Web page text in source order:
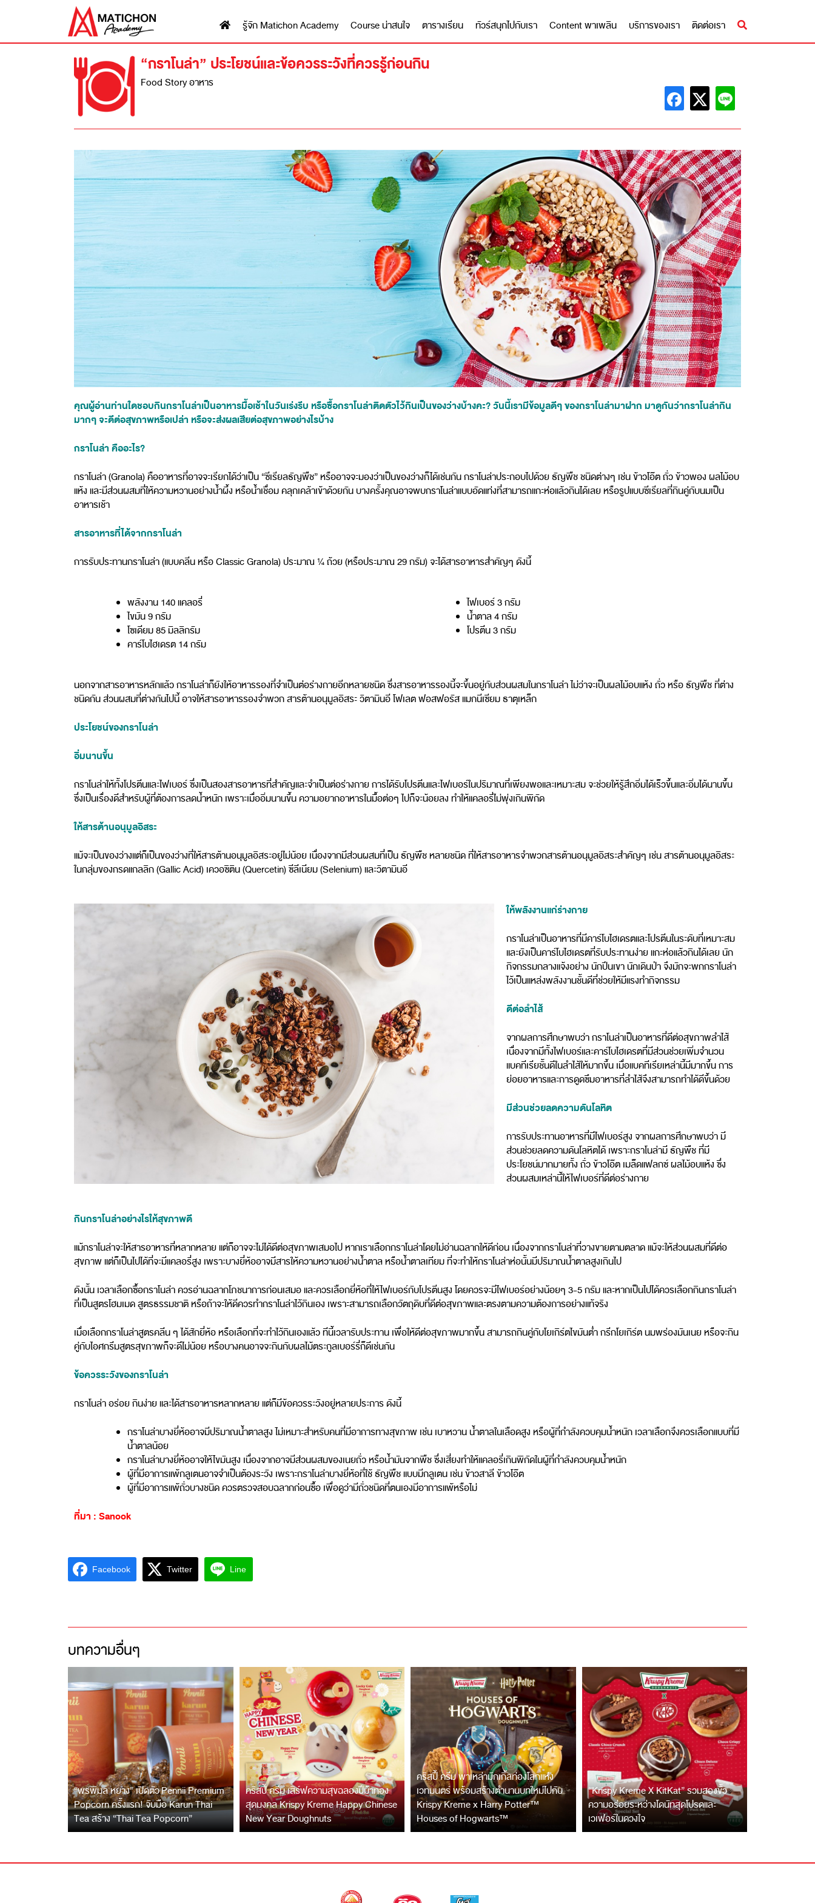
รู้จัก Matichon Academy Course น่าสนใจ ตารางเรียน ทัวร์สนุกไปกับเรา Content พาเพลิน บริการของเรา ติดต่อเรา
“กราโนล่า” ประโยชน์และข้อควรระวังที่ควรรู้ก่อนกิน
Food Story อาหาร
คุณผู้อ่านท่านใดชอบกินกราโนล่าเป็นอาหารมื้อเช้าในวันเร่งรีบ หรือซื้อกราโนล่าติดตัวไว้กินเป็นของว่างบ้างคะ? วันนี้เรามีข้อมูลดีๆ ของกราโนล่ามาฝาก มาดูกันว่ากราโนล่ากิน
มากๆ จะดีต่อสุขภาพหรือเปล่า หรือจะส่งผลเสียต่อสุขภาพอย่างไรบ้าง
กราโนล่า คืออะไร?
กราโนล่า (Granola) คืออาหารที่อาจจะเรียกได้ว่าเป็น “ซีเรียลธัญพืช” หรืออาจจะมองว่าเป็นของว่างก็ได้เช่นกัน กราโนล่าประกอบไปด้วย ธัญพืช ชนิดต่างๆ เช่น ข้าวโอ๊ต ถั่ว ข้าวพอง ผลไม้อบ
แห้ง และมีส่วนผสมที่ให้ความหวานอย่างน้ำผึ้ง หรือน้ำเชื่อม คลุกเคล้าเข้าด้วยกัน บางครั้งคุณอาจพบกราโนล่าแบบอัดแท่งที่สามารถแกะห่อแล้วกินได้เลย หรือรูปแบบซีเรียลที่กินคู่กับนมเป็น
อาหารเช้า
สารอาหารที่ได้จากกราโนล่า
การรับประทานกราโนล่า (แบบคลีน หรือ Classic Granola) ประมาณ ¼ ถ้วย (หรือประมาณ 29 กรัม) จะได้สารอาหารสำคัญๆ ดังนี้
พลังงาน 140 แคลอรี่
ไขมัน 9 กรัม
โซเดียม 85 มิลลิกรัม
คาร์โบไฮเดรต 14 กรัม
ไฟเบอร์ 3 กรัม
น้ำตาล 4 กรัม
โปรตีน 3 กรัม
นอกจากสารอาหารหลักแล้ว กราโนล่าก็ยังให้อาหารรองที่จำเป็นต่อร่างกายอีกหลายชนิด ซึ่งสารอาหารรองนี้จะขึ้นอยู่กับส่วนผสมในกราโนล่า ไม่ว่าจะเป็นผลไม้อบแห้ง ถั่ว หรือ ธัญพืช ที่ต่าง
ชนิดกัน ส่วนผสมที่ต่างกันไปนี้ อาจให้สารอาหารรองจำพวก สารต้านอนุมูลอิสระ วิตามินอี โฟเลต ฟอสฟอรัส แมกนีเซียม ธาตุเหล็ก
ประโยชน์ของกราโนล่า
อิ่มนานขึ้น
กราโนล่าให้ทั้งโปรตีนและไฟเบอร์ ซึ่งเป็นสองสารอาหารที่สำคัญและจำเป็นต่อร่างกาย การได้รับโปรตีนและไฟเบอร์ในปริมาณที่เพียงพอและเหมาะสม จะช่วยให้รู้สึกอิ่มได้เร็วขึ้นและอิ่มได้นานขึ้น
ซึ่งเป็นเรื่องดีสำหรับผู้ที่ต้องการลดน้ำหนัก เพราะเมื่ออิ่มนานขึ้น ความอยากอาหารในมื้อต่อๆ ไปก็จะน้อยลง ทำให้แคลอรี่ไม่พุ่งเกินพิกัด
ให้สารต้านอนุมูลอิสระ
แม้จะเป็นของว่างแต่ก็เป็นของว่างที่ให้สารต้านอนุมูลอิสระอยู่ไม่น้อย เนื่องจากมีส่วนผสมที่เป็น ธัญพืช หลายชนิด ที่ให้สารอาหารจำพวกสารต้านอนุมูลอิสระสำคัญๆ เช่น สารต้านอนุมูลอิสระ
ในกลุ่มของกรดแกลลิก (Gallic Acid) เควอซิติน (Quercetin) ซีลีเนียม (Selenium) และวิตามินอี
ให้พลังงานแก่ร่างกาย
กราโนล่าเป็นอาหารที่มีคาร์โบไฮเดรตและโปรตีนในระดับที่เหมาะสม
และยังเป็นคาร์โบไฮเดรตที่รับประทานง่าย แกะห่อแล้วกินได้เลย นัก
กิจกรรมกลางแจ้งอย่าง นักปีนเขา นักเดินป่า จึงมักจะพกกราโนล่า
ไว้เป็นแหล่งพลังงานชั้นดีที่ช่วยให้มีแรงทำกิจกรรม
ดีต่อลำไส้
จากผลการศึกษาพบว่า กราโนล่าเป็นอาหารที่ดีต่อสุขภาพลำไส้
เนื่องจากมีทั้งไฟเบอร์และคาร์โบไฮเดรตที่มีส่วนช่วยเพิ่มจำนวน
แบคทีเรียชั้นดีในลำไส้ให้มากขึ้น เมื่อแบคทีเรียเหล่านี้มีมากขึ้น การ
ย่อยอาหารและการดูดซึมอาหารที่ลำไส้จึงสามารถทำได้ดีขึ้นด้วย
มีส่วนช่วยลดความดันโลหิต
การรับประทานอาหารที่มีไฟเบอร์สูง จากผลการศึกษาพบว่า มี
ส่วนช่วยลดความดันโลหิตได้ เพราะกราโนล่ามี ธัญพืช ที่มี
ประโยชน์มากมายทั้ง ถั่ว ข้าวโอ๊ต เมล็ดแฟลกซ์ ผลไม้อบแห้ง ซึ่ง
ส่วนผสมเหล่านี้ให้ไฟเบอร์ที่ดีต่อร่างกาย
กินกราโนล่าอย่างไรให้สุขภาพดี
แม้กราโนล่าจะให้สารอาหารที่หลากหลาย แต่ก็อาจจะไม่ได้ดีต่อสุขภาพเสมอไป หากเราเลือกกราโนล่าโดยไม่อ่านฉลากให้ดีก่อน เนื่องจากกราโนล่าที่วางขายตามตลาด แม้จะให้ส่วนผสมที่ดีต่อ
สุขภาพ แต่ก็เป็นไปได้ที่จะมีแคลอรี่สูง เพราะบางยี่ห้ออาจมีสารให้ความหวานอย่างน้ำตาล หรือน้ำตาลเทียม ที่จะทำให้กราโนล่าห่อนั้นมีปริมาณน้ำตาลสูงเกินไป
ดังนั้น เวลาเลือกซื้อกราโนล่า ควรอ่านฉลากโภชนาการก่อนเสมอ และควรเลือกยี่ห้อที่ให้ไฟเบอร์กับโปรตีนสูง โดยควรจะมีไฟเบอร์อย่างน้อยๆ 3-5 กรัม และหากเป็นไปได้ควรเลือกกินกราโนล่า
ที่เป็นสูตรโฮมเมด สูตรธรรมชาติ หรือถ้าจะให้ดีควรทำกราโนล่าไว้กินเอง เพราะสามารถเลือกวัตถุดิบที่ดีต่อสุขภาพและตรงตามความต้องการอย่างแท้จริง
เมื่อเลือกกราโนล่าสูตรคลีน ๆ ได้สักยี่ห้อ หรือเลือกที่จะทำไว้กินเองแล้ว ทีนี้เวลารับประทาน เพื่อให้ดีต่อสุขภาพมากขึ้น สามารถกินคู่กับโยเกิร์ตไขมันต่ำ กรีกโยเกิร์ต นมพร่องมันเนย หรือจะกิน
คู่กับไอศกรีมสูตรสุขภาพก็จะดีไม่น้อย หรือบางคนอาจจะกินกับผลไม้ตระกูลเบอร์รี่ก็ดีเช่นกัน
ข้อควรระวังของกราโนล่า
กราโนล่า อร่อย กินง่าย และได้สารอาหารหลากหลาย แต่ก็มีข้อควรระวังอยู่หลายประการ ดังนี้
กราโนล่าบางยี่ห้ออาจมีปริมาณน้ำตาลสูง ไม่เหมาะสำหรับคนที่มีอาการทางสุขภาพ เช่น เบาหวาน น้ำตาลในเลือดสูง หรือผู้ที่กำลังควบคุมน้ำหนัก เวลาเลือกจึงควรเลือกแบบที่มี
น้ำตาลน้อย
กราโนล่าบางยี่ห้ออาจให้ไขมันสูง เนื่องจากอาจมีส่วนผสมของเนยถั่ว หรือน้ำมันจากพืช ซึ่งเสี่ยงทำให้แคลอรี่เกินพิกัดในผู้ที่กำลังควบคุมน้ำหนัก
ผู้ที่มีอาการแพ้กลูเตนอาจจำเป็นต้องระวัง เพราะกราโนล่าบางยี่ห้อที่ใช้ ธัญพืช แบบมีกลูเตน เช่น ข้าวสาลี ข้าวโอ๊ต
ผู้ที่มีอาการแพ้ถั่วบางชนิด ควรตรวจสอบฉลากก่อนซื้อ เพื่อดูว่ามีถั่วชนิดที่ตนเองมีอาการแพ้หรือไม่
ที่มา : Sanook
Facebook Twitter Line
บทความอื่นๆ
“พรพิมล หยาง” เปิดตัว Pennii Premium
Popcorn ครั้งแรก! จับมือ Karun Thai
Tea สร้าง “Thai Tea Popcorn”
คริสปี้ ครีม เสิร์ฟความสุขฉลองปีม้าทอง
สุดมงคล Krispy Kreme Happy Chinese
New Year Doughnuts
คริสปี้ ครีม พาเหล่ามักเกิ้ลท่องโลกแห่ง
เวทมนตร์ พร้อมสร้างตำนานบทใหม่ไปกับ
Krispy Kreme x Harry Potter™
Houses of Hogwarts™
“Krispy Kreme X KitKat” รวมสองขั้ว
ความอร่อยระหว่างโดนัทสุดโปรดและ
เวเฟอร์ในดวงใจ